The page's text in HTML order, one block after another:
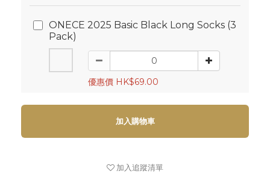
ONECE 2025 Basic Black Long Socks (3
Pack)
優惠價 HK$69.00
加入購物車
加入追蹤清單